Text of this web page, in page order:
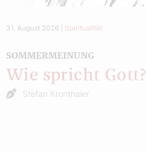
31. August 2026 Spiritualität
SOMMERMEINUNG
Wie spricht Gott?
Stefan Kronthaler